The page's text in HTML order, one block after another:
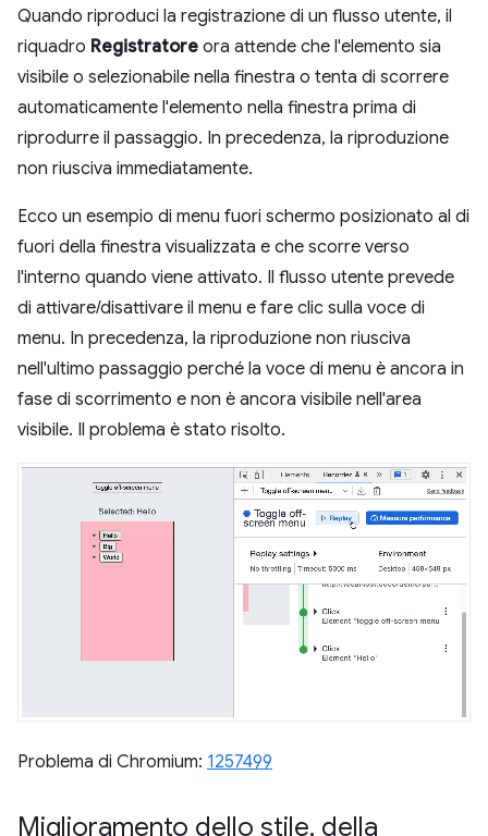
Quando riproduci la registrazione di un flusso utente, il
riquadro Registratore ora attende che l'elemento sia
visibile o selezionabile nella finestra o tenta di scorrere
automaticamente l'elemento nella finestra prima di
riprodurre il passaggio. In precedenza, la riproduzione
non riusciva immediatamente.
Ecco un esempio di menu fuori schermo posizionato al di
fuori della finestra visualizzata e che scorre verso
l'interno quando viene attivato. Il flusso utente prevede
di attivare/disattivare il menu e fare clic sulla voce di
menu. In precedenza, la riproduzione non riusciva
nell'ultimo passaggio perché la voce di menu è ancora in
fase di scorrimento e non è ancora visibile nell'area
visibile. Il problema è stato risolto.
Problema di Chromium: 1257499
Miglioramento dello stile, della